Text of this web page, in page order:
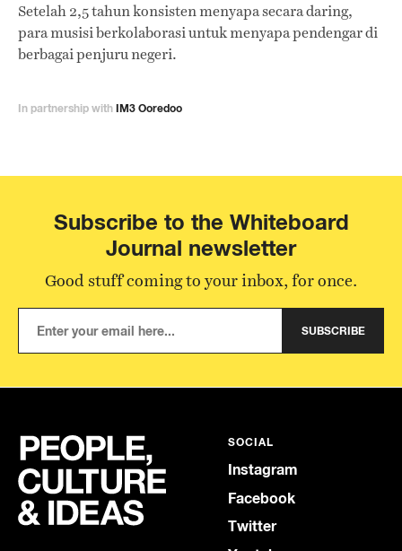
Setelah 2,5 tahun konsisten menyapa secara daring,
para musisi berkolaborasi untuk menyapa pendengar di
berbagai penjuru negeri.
In partnership with IM3 Ooredoo
Subscribe to the Whiteboard
Journal newsletter
Good stuff coming to your inbox, for once.
SUBSCRIBE
SOCIAL
Instagram
Facebook
Twitter